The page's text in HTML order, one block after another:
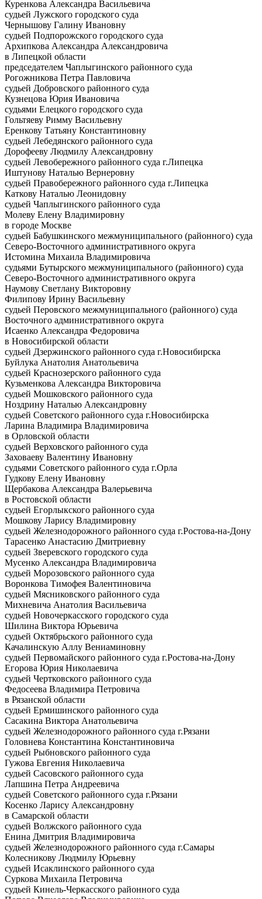
Куренкова Александра Васильевича
судьей Лужского городского суда
Чернышову Галину Ивановну
судьей Подпорожского городского суда
Архипкова Александра Александровича
в Липецкой области
председателем Чаплыгинского районного суда
Рогожникова Петра Павловича
судьей Добровского районного суда
Кузнецова Юрия Ивановича
судьями Елецкого городского суда
Гольтяеву Римму Васильевну
Еренкову Татьяну Константиновну
судьей Лебедянского районного суда
Дорофееву Людмилу Александровну
судьей Левобережного районного суда г.Липецка
Иштунову Наталью Вернеровну
судьей Правобережного районного суда г.Липецка
Каткову Наталью Леонидовну
судьей Чаплыгинского районного суда
Молеву Елену Владимировну
в городе Москве
судьей Бабушкинского межмуниципального (районного) суда
Северо-Восточного административного округа
Истомина Михаила Владимировича
судьями Бутырского межмуниципального (районного) суда
Северо-Восточного административного округа
Наумову Светлану Викторовну
Филипову Ирину Васильевну
судьей Перовского межмуниципального (районного) суда
Восточного административного округа
Исаенко Александра Федоровича
в Новосибирской области
судьей Дзержинского районного суда г.Новосибирска
Буйлука Анатолия Анатольевича
судьей Краснозерского районного суда
Кузьменкова Александра Викторовича
судьей Мошковского районного суда
Ноздрину Наталью Александровну
судьей Советского районного суда г.Новосибирска
Ларина Владимира Владимировича
в Орловской области
судьей Верховского районного суда
Заховаеву Валентину Ивановну
судьями Советского районного суда г.Орла
Гудкову Елену Ивановну
Щербакова Александра Валерьевича
в Ростовской области
судьей Егорлыкского районного суда
Мошкову Ларису Владимировну
судьей Железнодорожного районного суда г.Ростова-на-Дону
Тарасенко Анастасию Дмитриевну
судьей Зверевского городского суда
Мусенко Александра Владимировича
судьей Морозовского районного суда
Воронкова Тимофея Валентиновича
судьей Мясниковского районного суда
Михневича Анатолия Васильевича
судьей Новочеркасского городского суда
Шилина Виктора Юрьевича
судьей Октябрьского районного суда
Качалинскую Аллу Вениаминовну
судьей Первомайского районного суда г.Ростова-на-Дону
Егорова Юрия Николаевича
судьей Чертковского районного суда
Федосеева Владимира Петровича
в Рязанской области
судьей Ермишинского районного суда
Сасакина Виктора Анатольевича
судьей Железнодорожного районного суда г.Рязани
Головнева Константина Константиновича
судьей Рыбновского районного суда
Гужова Евгения Николаевича
судьей Сасовского районного суда
Лапшина Петра Андреевича
судьей Советского районного суда г.Рязани
Косенко Ларису Александровну
в Самарской области
судьей Волжского районного суда
Енина Дмитрия Владимировича
судьей Железнодорожного районного суда г.Самары
Колесникову Людмилу Юрьевну
судьей Исаклинского районного суда
Суркова Михаила Петровича
судьей Кинель-Черкасского районного суда